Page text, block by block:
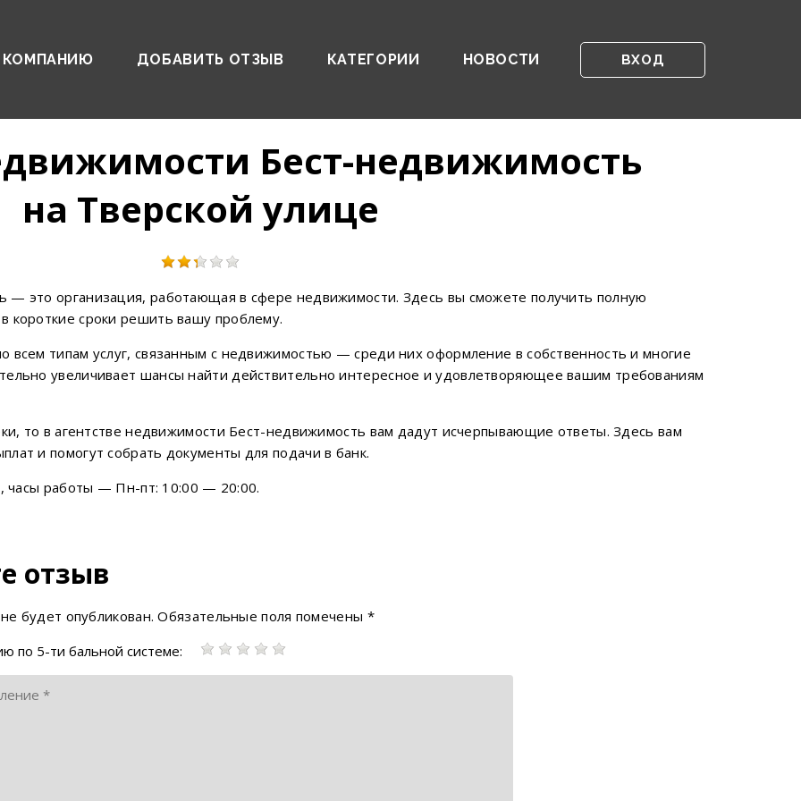
ДОБАВИТЬ ОТЗЫВ КАТЕГОРИИ НОВОСТИ ВХОД
Бест-недвижимость
на Тверской улице
— это организация, работающая в сфере недвижимости. Здесь вы сможете получить полную
короткие сроки решить вашу проблему.
всем типам услуг, связанным с недвижимостью — среди них оформление в собственность и многие
увеличивает шансы найти действительно интересное и удовлетворяющее вашим требованиям
то в агентстве недвижимости Бест-недвижимость вам дадут исчерпывающие ответы. Здесь вам
и помогут собрать документы для подачи в банк.
часы работы — Пн-пт: 10:00 — 20:00.
отзыв
будет опубликован. Обязательные поля помечены *
по 5-ти бальной системе: